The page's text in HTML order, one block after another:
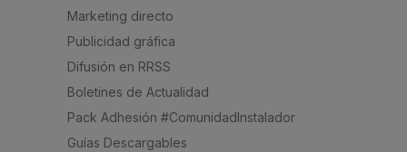
Marketing directo
Publicidad gráfica
Difusión en RRSS
Boletines de Actualidad
Pack Adhesión #ComunidadInstalador
Guías Descargables